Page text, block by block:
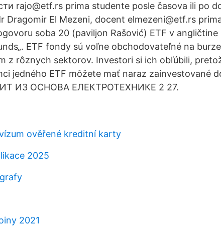
rajo@etf.rs prima studente posle časova ili po
Dragomir El Mezeni, docent elmezeni@etf.rs
soba 20 (paviljon Rašović) ETF v angličtine
ETF fondy sú voľne obchodovateľné na
z rôznych sektorov. Investori si ich obľúbili,
jedného ETF môžete mať naraz zainvestované
ИЗ ОСНОВА ЕЛЕКТРОТЕХНИКЕ 2 27.
ověřené kreditní karty
2025
2021